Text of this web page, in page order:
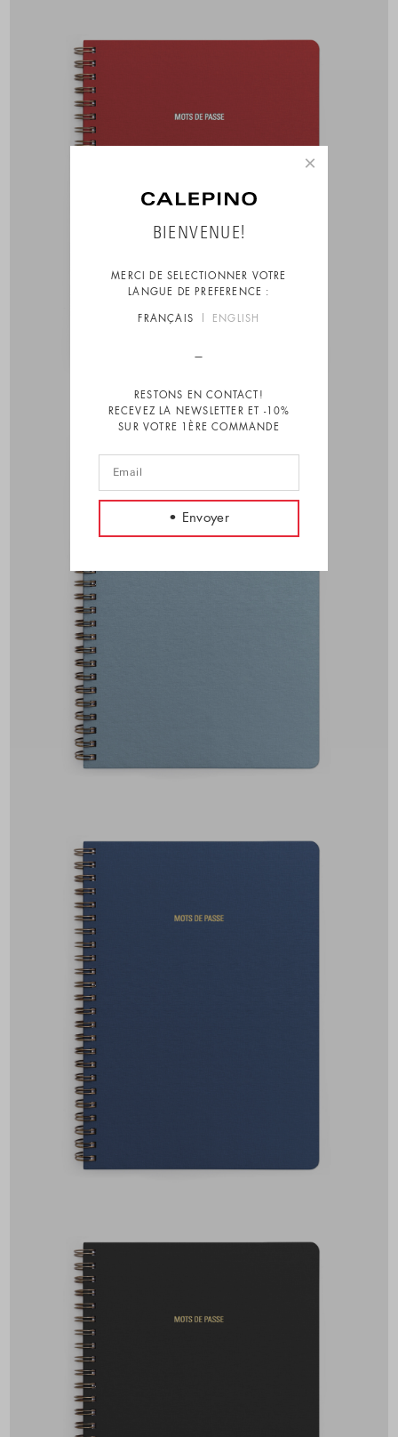
×
BIENVENUE!
MERCI DE SELECTIONNER VOTRE
LANGUE DE PREFERENCE :
FRANÇAIS ENGLISH
RESTONS EN CONTACT!
RECEVEZ LA NEWSLETTER ET -10%
SUR VOTRE 1ÈRE COMMANDE